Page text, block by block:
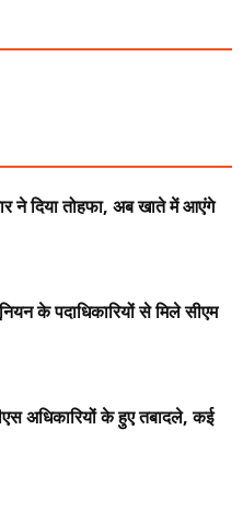
ने दिया तोहफा, अब खाते में आएंगे
के पदाधिकारियों से मिले सीएम
अधिकारियों के हुए तबादले, कई